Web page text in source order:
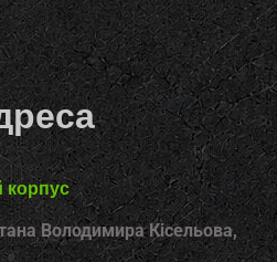
корпус
Володимира Кісельова,